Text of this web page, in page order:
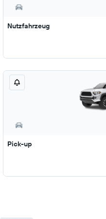
Nutzfahrzeug
Pick-up